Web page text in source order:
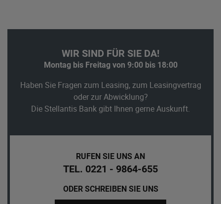
WIR SIND FÜR SIE DA!
Montag bis Freitag von 9:00 bis 18:00
Haben Sie Fragen zum Leasing, zum Leasingvertrag
oder zur Abwicklung?
Die Stellantis Bank gibt Ihnen gerne Auskunft.
RUFEN SIE UNS AN
TEL. 0221 - 9864-655
ODER SCHREIBEN SIE UNS